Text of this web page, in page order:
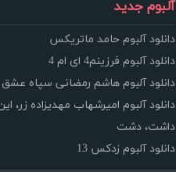
آلبوم جدید
دانلود آلبوم حامد ماتریکس
دانلود آلبوم فرزینم4 ای ام 4
دانلود آلبوم هاشم رمضانی سپاه عشق
دانلود آلبوم امیرشهاب مهدیزاده زر،
داشت، دشت
دانلود آلبوم زدکس 13